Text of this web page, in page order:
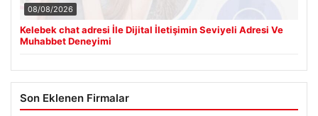
08/08/2026
Kelebek chat adresi İle Dijital İletişimin Seviyeli Adresi Ve
Muhabbet Deneyimi
Son Eklenen Firmalar